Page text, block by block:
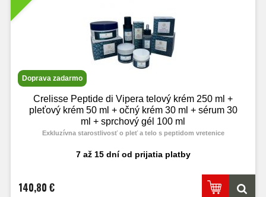
Doprava zadarmo
Crelisse Peptide di Vipera telový krém 250 ml +
pleťový krém 50 ml + očný krém 30 ml + sérum 30
ml + sprchový gél 100 ml
Exkluzívna starostlivosť o pleť a telo s peptidom vretenice
7 až 15 dní od prijatia platby
140,80 €